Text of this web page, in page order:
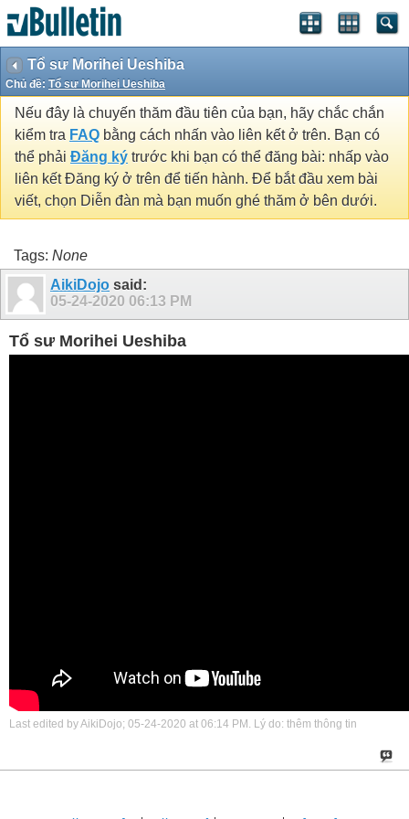
Tổ sư Morihei Ueshiba
Chủ đề: Tổ sư Morihei Ueshiba
Nếu đây là chuyến thăm đầu tiên của bạn, hãy chắc chắn
kiểm tra FAQ bằng cách nhấn vào liên kết ở trên. Bạn có
thể phải Đăng ký trước khi bạn có thể đăng bài: nhấp vào
liên kết Đăng ký ở trên để tiến hành. Để bắt đầu xem bài
viết, chọn Diễn đàn mà bạn muốn ghé thăm ở bên dưới.
Tags: None
AikiDojo said:
05-24-2020 06:13 PM
Tổ sư Morihei Ueshiba
Last edited by AikiDojo; 05-24-2020 at 06:14 PM . Lý do: thêm thông tin